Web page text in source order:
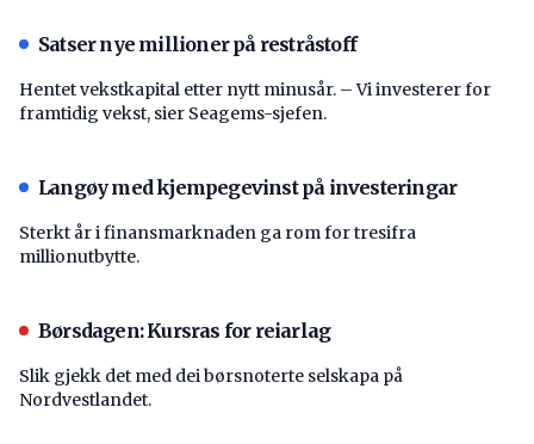
Satser nye millioner på restråstoff
Hentet vekstkapital etter nytt minusår. – Vi investerer for
framtidig vekst, sier Seagems-sjefen.
Langøy med kjempegevinst på investeringar
Sterkt år i finansmarknaden ga rom for tresifra
millionutbytte.
Børsdagen: Kursras for reiarlag
Slik gjekk det med dei børsnoterte selskapa på
Nordvestlandet.